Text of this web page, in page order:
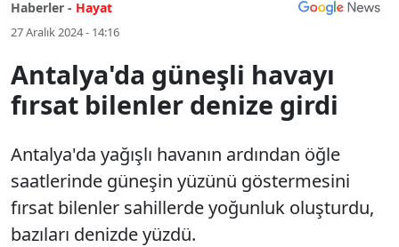
Haberler - Hayat
27 Aralık 2024 - 14:16
Antalya'da güneşli havayı
fırsat bilenler denize girdi
Antalya'da yağışlı havanın ardından öğle
saatlerinde güneşin yüzünü göstermesini
fırsat bilenler sahillerde yoğunluk oluşturdu,
bazıları denizde yüzdü.